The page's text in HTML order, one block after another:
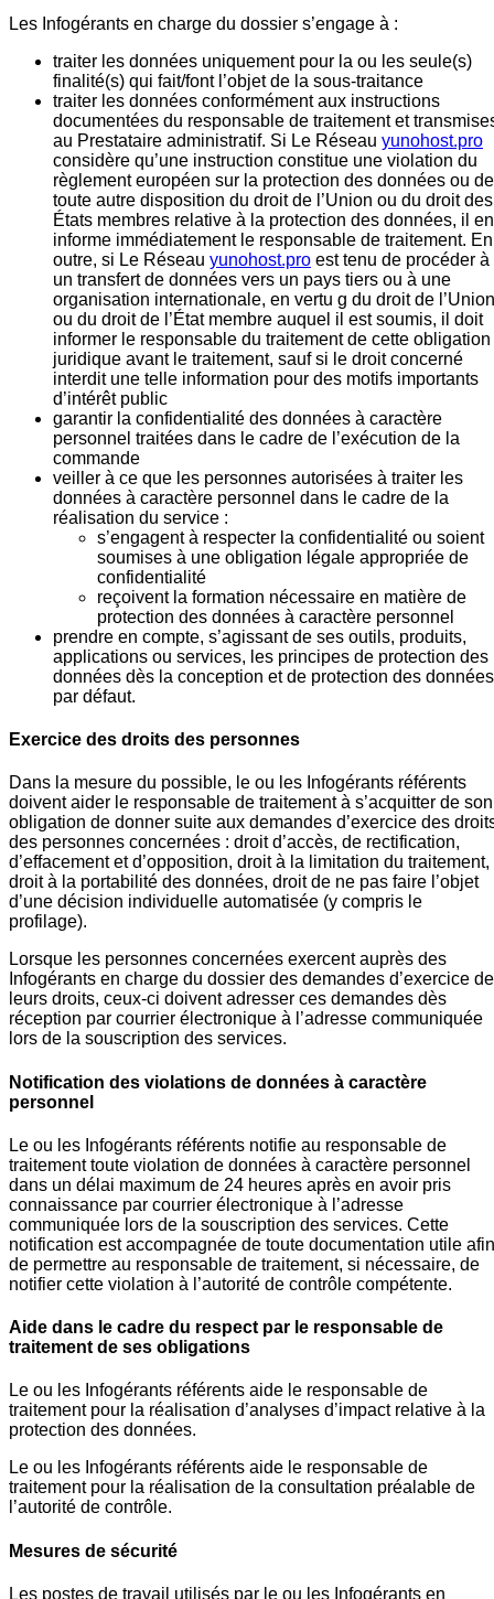
Les Infogérants en charge du dossier s’engage à :
traiter les données uniquement pour la ou les seule(s)
finalité(s) qui fait/font l’objet de la sous-traitance
traiter les données conformément aux instructions
documentées du responsable de traitement et
au Prestataire administratif. Si Le Réseau yunohost.pro
considère qu’une instruction constitue une violation du
règlement européen sur la protection des données ou de
toute autre disposition du droit de l’Union ou du droit des
États membres relative à la protection des données, il en
informe immédiatement le responsable de traitement. En
outre, si Le Réseau yunohost.pro est tenu de procéder à
un transfert de données vers un pays tiers ou à une
organisation internationale, en vertu g du droit de l’Union
ou du droit de l’État membre auquel il est soumis, il doit
informer le responsable du traitement de cette obligation
juridique avant le traitement, sauf si le droit concerné
interdit une telle information pour des motifs importants
d’intérêt public
garantir la confidentialité des données à caractère
personnel traitées dans le cadre de l’exécution de la
commande
veiller à ce que les personnes autorisées à traiter les
données à caractère personnel dans le cadre de la
réalisation du service :
s’engagent à respecter la confidentialité ou soient
soumises à une obligation légale appropriée de
confidentialité
reçoivent la formation nécessaire en matière de
protection des données à caractère personnel
prendre en compte, s’agissant de ses outils, produits,
applications ou services, les principes de protection des
données dès la conception et de protection des données
par défaut.
Exercice des droits des personnes
Dans la mesure du possible, le ou les Infogérants référents
doivent aider le responsable de traitement à s’acquitter de son
obligation de donner suite aux demandes d’exercice des
des personnes concernées : droit d’accès, de rectification,
d’effacement et d’opposition, droit à la limitation du traitement,
droit à la portabilité des données, droit de ne pas faire l’objet
d’une décision individuelle automatisée (y compris le
profilage).
Lorsque les personnes concernées exercent auprès des
Infogérants en charge du dossier des demandes d’exercice de
leurs droits, ceux-ci doivent adresser ces demandes dès
réception par courrier électronique à l’adresse communiquée
lors de la souscription des services.
Notification des violations de données à caractère
personnel
Le ou les Infogérants référents notifie au responsable de
traitement toute violation de données à caractère personnel
dans un délai maximum de 24 heures après en avoir pris
connaissance par courrier électronique à l’adresse
communiquée lors de la souscription des services. Cette
notification est accompagnée de toute documentation utile afin
de permettre au responsable de traitement, si nécessaire, de
notifier cette violation à l’autorité de contrôle compétente.
Aide dans le cadre du respect par le responsable de
traitement de ses obligations
Le ou les Infogérants référents aide le responsable de
traitement pour la réalisation d’analyses d’impact relative à la
protection des données.
Le ou les Infogérants référents aide le responsable de
traitement pour la réalisation de la consultation préalable de
l’autorité de contrôle.
Mesures de sécurité
Les postes de travail utilisés par le ou les Infogérants en